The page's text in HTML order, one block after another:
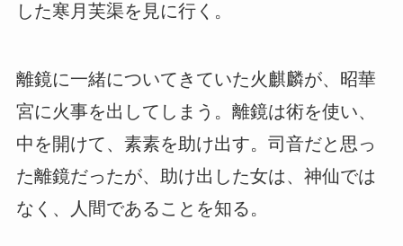
した寒月芙渠を見に行く。
離鏡に一緒についてきていた火麒麟が、昭華
宮に火事を出してしまう。離鏡は術を使い、
中を開けて、素素を助け出す。司音だと思っ
た離鏡だったが、助け出した女は、神仙では
なく、人間であることを知る。